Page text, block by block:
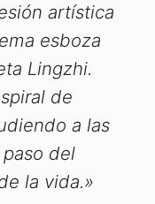
artística
esboza
Lingzhi.
de
a las
del
la vida.»